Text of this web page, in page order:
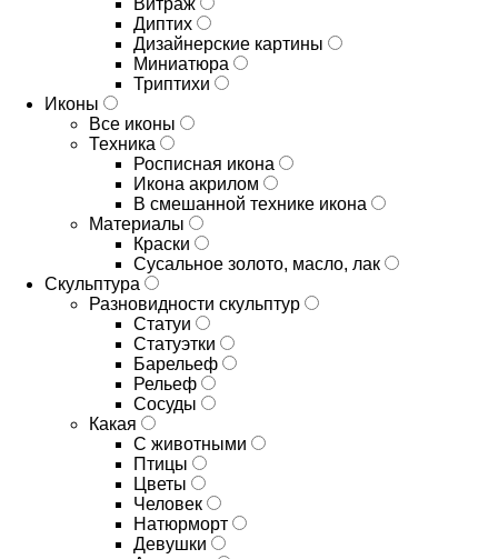
Витраж
Диптих
Дизайнерские картины
Миниатюра
Триптихи
Иконы
Все иконы
Техника
Росписная икона
Икона акрилом
В смешанной технике икона
Материалы
Краски
Сусальное золото, масло, лак
Скульптура
Разновидности скульптур
Статуи
Статуэтки
Барельеф
Рельеф
Сосуды
Какая
С животными
Птицы
Цветы
Человек
Натюрморт
Девушки